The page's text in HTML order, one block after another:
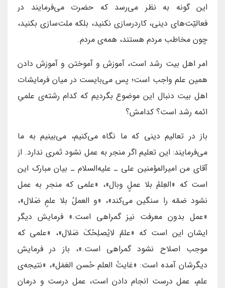
این گونه به نظر می‌رسد که حضرت می‌فرمایند در
فعالیّت‌های دینی، کاردرسازی نکنید، بلکه ملت‌سازی بکنید،
چون مخاطب مردم هستند، همه‌ی مردم.
امر اهل بیت رشد است، آموزش و آموختن و آموزش دادن
همین علم واجب است؛ پس می‌بایست در میان فرمایشات
اهل بیت دنبال این موضوع بگردیم که کدام رشته‌ی علمیِ
ائمه رشد است؟ کدامش؟
باز در تعالیم دینی که ما نگاه می‌کنیم، می‌بینیم به ما
می‌فرمایند: این تعلیم اگر منجر به عمل نشود ثمری ندارد. از
آقای من امیرالمؤمنین علی ـ علیه‌السلام ـ بیان مبارک این
است که «العِلمُ بلا عملٍ وبال»، «علمی که منجر به عمل
نشود ضمّه را سنگین می‌کند»، «و العملُ بلا علمٍ ضَلال»،
«عمل بدون معرفت نیز گمراهی است.» فرمایش دیگر
ایشان این است که «علمٌ لایُصلِحُکَ ضَلال»، «علمی که
موجب اصلاح نشود گمراهی است.»، باز در فرمایش
دیگرشان آمده است: «غایتُ العلم حُسن العَمَل»، «نتیجه‌ی
علم، عمل درست انجام دادن است، عمل درست و درمان